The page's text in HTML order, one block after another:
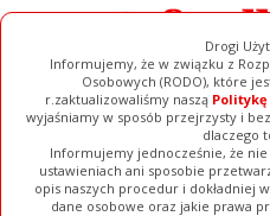
Drogi
Informujemy, że w związku z
Osobowych (RODO), które
r.zaktualizowaliśmy naszą
wyjaśniamy w sposób przejrzysty i
dlaczego
Informujemy jednocześnie, że
ustawieniach ani sposobie
opis naszych procedur i dokładniej
dane osobowe oraz jakie prawa
Ogłoszenia Filmy